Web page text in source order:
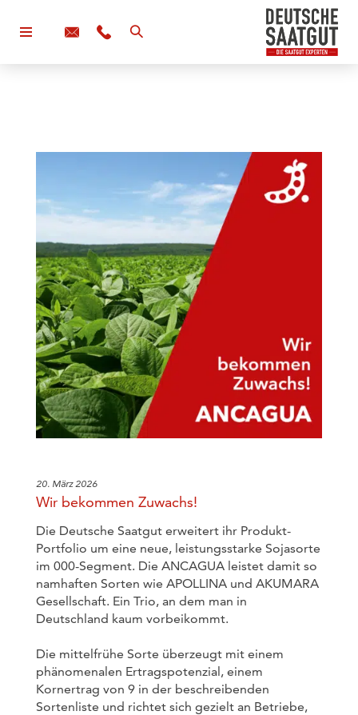
20. März 2026
Wir bekommen Zuwachs!
Die Deutsche Saatgut erweitert ihr Produkt-
Portfolio um eine neue, leistungsstarke Sojasorte
im 000-Segment. Die ANCAGUA leistet damit so
namhaften Sorten wie APOLLINA und AKUMARA
Gesellschaft. Ein Trio, an dem man in
Deutschland kaum vorbeikommt.
Die mittelfrühe Sorte überzeugt mit einem
phänomenalen Ertragspotenzial, einem
Kornertrag von 9 in der beschreibenden
Sortenliste und richtet sich gezielt an Betriebe,